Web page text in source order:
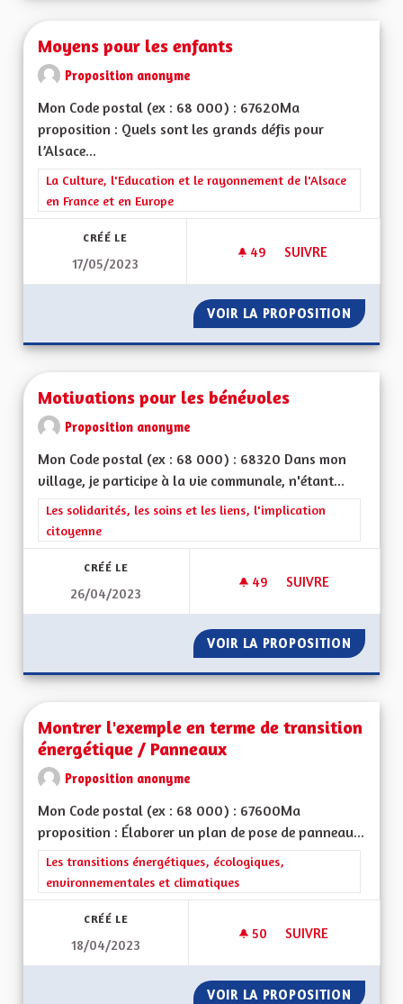
Moyens pour les enfants
Proposition anonyme
Mon Code postal (ex : 68 000) : 67620Ma
proposition : Quels sont les grands défis pour
l’Alsace...
Filtrer les résultats de la catégorie : La Culture, l'Education et
La Culture, l'Education et le rayonnement de l'Alsace
en France et en Europe
CRÉÉ LE
17/05/2023
49 49 ABONNÉS
SUIVRE
VOIR LA PROPOSITION
Motivations pour les bénévoles
Proposition anonyme
Mon Code postal (ex : 68 000) : 68320 Dans mon
village, je participe à la vie communale, n'étant...
Filtrer les résultats de la catégorie : Les solidarités, les soins
Les solidarités, les soins et les liens, l'implication
citoyenne
CRÉÉ LE
26/04/2023
49 49 ABONNÉS
SUIVRE
VOIR LA PROPOSITION
Montrer l'exemple en terme de transition
énergétique / Panneaux
Proposition anonyme
Mon Code postal (ex : 68 000) : 67600Ma
proposition : Élaborer un plan de pose de panneau...
Filtrer les résultats de la catégorie : Les transitions
Les transitions énergétiques, écologiques,
environnementales et climatiques
CRÉÉ LE
18/04/2023
50 50 ABONNÉS
SUIVRE
VOIR LA PROPOSITION